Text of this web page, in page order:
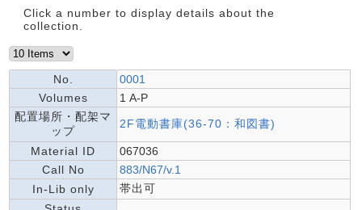
Click a number to display details about the
collection.
No.
0001
Volumes
1 А-Р
配置場所・配架マ
ップ
2F電動書庫(36-70：和図書)
Material ID
067036
Call No
883/N67/v.1
In-Lib only
帯出可